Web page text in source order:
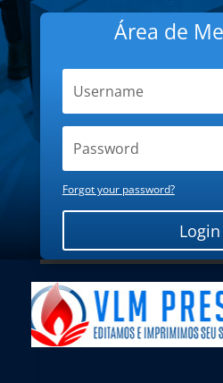
Área de
Forgot your password?
Login